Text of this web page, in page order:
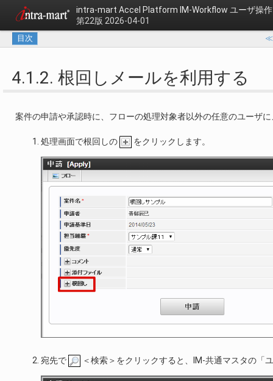
intra-mart Accel Platform IM-Workflow ユーザ操
第22版 2026-04-01
目次
4.1.2. 根回しメールを利用する
案件の申請や承認時に、フローの処理対象者以外の任意のユーザ
処理画面で根回しの をクリックします。
宛先で ＜検索＞をクリックすると、IM-共通マスタの「